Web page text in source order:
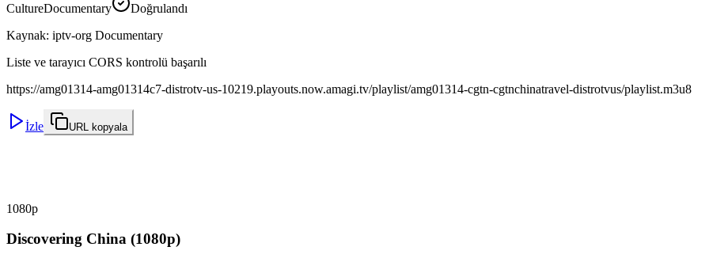
CultureDocumentary
Doğrulandı
Kaynak: iptv-org Documentary
Liste ve tarayıcı CORS kontrolü başarılı
https://amg01314-amg01314c7-distrotv-us-10219.playouts.now.amagi.tv/playlist/amg01314-cgtn-cgtnchinatravel-distrotvus/playlist.m3u8
İzle URL kopyala
1080p
Discovering China (1080p)